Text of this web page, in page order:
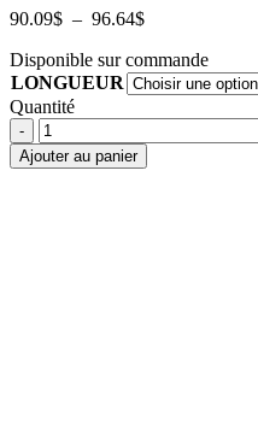
90.09$ – 96.64$Plage
prix :
90.09$
96.64$
Disponible sur commande
LONGUEUR
Quantité
ATTACHE
CABLES
EN
Ajouter au panier